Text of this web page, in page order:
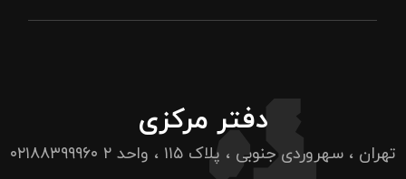
دفتر مرکزی
تهران ، سهروردی جنوبی ، پلاک ۱۱۵ ، واحد ۲